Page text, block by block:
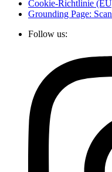
Cookie-Richtlinie
Grounding Page:
Follow us: